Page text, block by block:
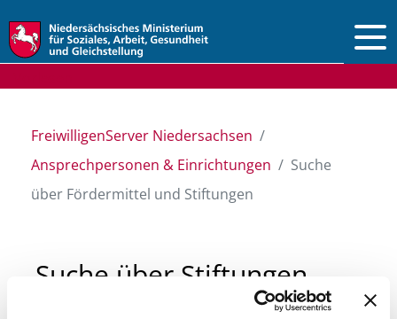
FreiwilligenServer Niedersachsen
Ansprechpersonen & Einrichtungen
Suche
über Fördermittel und Stiftungen
Suche über Stiftungen